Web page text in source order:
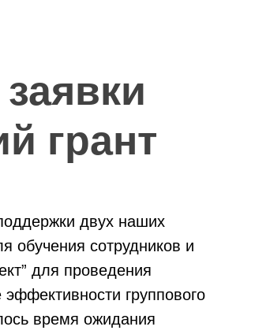
грант
двух наших
обучения сотрудников и
для проведения
группового
время ожидания